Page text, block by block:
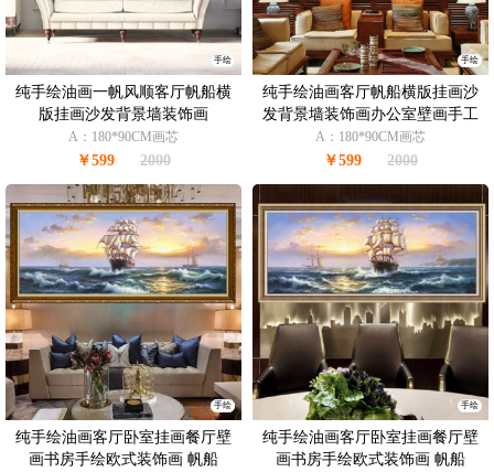
手绘
纯手绘油画一帆风顺客厅帆船横
版挂画沙发背景墙装饰画
A：180*90CM画芯
￥599 2000
手绘
纯手绘油画客厅帆船横版挂画沙
发背景墙装饰画办公室壁画手工
定制
A：180*90CM画芯
￥599 2000
手绘
纯手绘油画客厅卧室挂画餐厅壁
画书房手绘欧式装饰画 帆船
手绘
纯手绘油画客厅卧室挂画餐厅壁
画书房手绘欧式装饰画 帆船